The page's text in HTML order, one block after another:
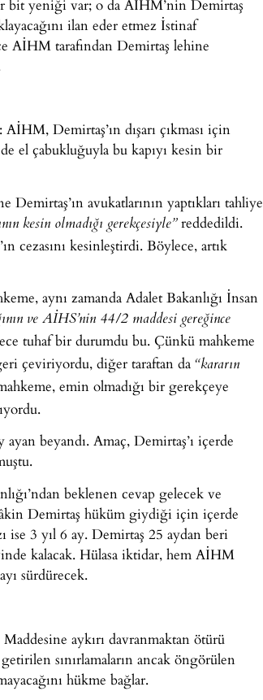
bit yeniği var; o da AİHM’nin Demirtaş
ilan eder etmez İstinaf
AİHM tarafından Demirtaş lehine
Demirtaş’ın dışarı çıkması için
el çabukluğuyla bu kapıyı kesin bir
avukatlarının yaptıkları tahliye
kesin olmadığı gerekçesiyle”reddedildi.
cezasını kesinleştirdi. Böylece, artık
aynı zamanda Adalet Bakanlığı İnsan
ve AİHS’nin 44/2 maddesi gereğince
tuhaf bir durumdu bu. Çünkü mahkeme
çeviriyordu, diğer taraftan da“kararın
emin olmadığı bir gerekçeye
beyandı. Amaç, Demirtaş’ı içerde
beklenen cevap gelecek ve
Demirtaş hüküm giydiği için içerde
ise 3 yıl 6 ay. Demirtaş 25 aydan beri
kalacak. Hülasa iktidar, hem AİHM
sürdürecek.
aykırı davranmaktan ötürü
sınırlamaların ancak öngörülen
hükme bağlar.